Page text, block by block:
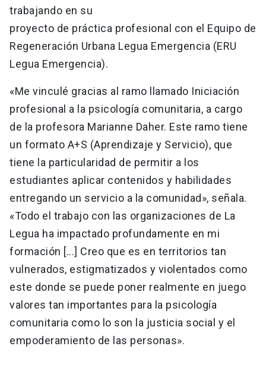
trabajando en su
proyecto de práctica profesional con el Equipo de
Regeneración Urbana Legua Emergencia (ERU
Legua Emergencia).
«Me vinculé gracias al ramo llamado Iniciación
profesional a la psicología comunitaria, a cargo
de la profesora Marianne Daher. Este ramo tiene
un formato A+S (Aprendizaje y Servicio), que
tiene la particularidad de permitir a los
estudiantes aplicar contenidos y habilidades
entregando un servicio a la comunidad», señala.
«Todo el trabajo con las organizaciones de La
Legua ha impactado profundamente en mi
formación [...] Creo que es en territorios tan
vulnerados, estigmatizados y violentados como
este donde se puede poner realmente en juego
valores tan importantes para la psicología
comunitaria como lo son la justicia social y el
empoderamiento de las personas».